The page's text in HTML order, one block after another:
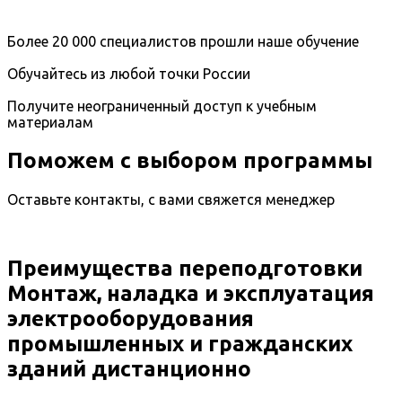
Более 20 000 специалистов прошли наше обучение
Обучайтесь из любой точки России
Получите неограниченный доступ к учебным
материалам
Поможем с выбором программы
Оставьте контакты, с вами свяжется менеджер
Преимущества переподготовки
Монтаж, наладка и эксплуатация
электрооборудования
промышленных и гражданских
зданий дистанционно